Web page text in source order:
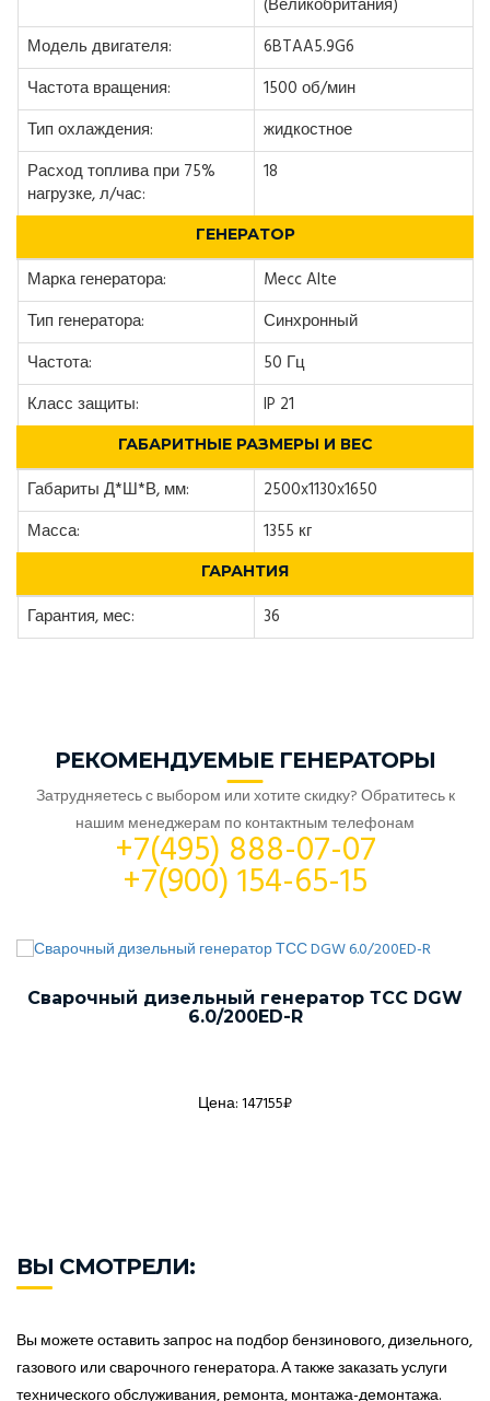
(Великобритания)
Модель двигателя:
6BTAA5.9G6
Частота вращения:
1500 об/мин
Тип охлаждения:
жидкостное
Расход топлива при 75%
нагрузке, л/час:
18
ГЕНЕРАТОР
Марка генератора:
Mecc Alte
Тип генератора:
Синхронный
Частота:
50 Гц
Класс защиты:
IP 21
ГАБАРИТНЫЕ РАЗМЕРЫ И ВЕС
Габариты Д*Ш*В, мм:
2500x1130x1650
Масса:
1355 кг
ГАРАНТИЯ
Гарантия, мес: 36
РЕКОМЕНДУЕМЫЕ ГЕНЕРАТОРЫ
Затрудняетесь с выбором или хотите скидку? Обратитесь к
нашим менеджерам по контактным телефонам
+7(495) 888-07-07
+7(900) 154-65-15
Сварочный дизельный генератор ТСС DGW
6.0/200ED-R
Цена: 147155₽
ВЫ СМОТРЕЛИ:
Вы можете оставить запрос на подбор бензинового, дизельного,
газового или сварочного генератора. А также заказать услуги